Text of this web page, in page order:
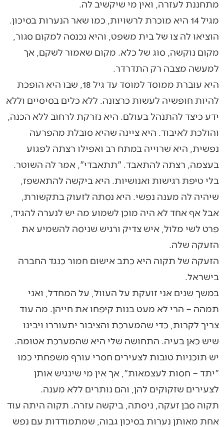
מתחננת לעזרה, ואין מי שיקשיב לה.
מגיל 14 היא מוכרת לרשויות, כמו שאר הנערות בסיכון.
הוציאו לה צו של בית משפט, והיא נכנסה למקום סגור,
מקום נוקשה, סוג של כלא. מקום שאמור לשקם, אך
למעשה מצבה רק התדרדר.
היא עוברת ממוסד למוסד עד גיל 18, שבו היא הופכת
להיות חופשיה לעשות כרצונה. ללא כלים בסיסיים וללא
ידע כיצד להתנהל בעולם. היא נזרקת לרחוב ללא הכנה,
והולכת לאיבוד. היא ציינה שהיא סובלת מהפרעה
נפשית, היא שרוייה במתח רב ואפילו רצתה לפגוע
בעצמה, רצתה להתאבד. "תתאבדי", אמר לה השוטר.
בלי טיפת רגישות ואנושיות. היא ביקשה להתאשפז,
שיהיה לה מענה נפשי. היא נסתה לזעוק בתקשורת,
אבל אף אחד לא היה מוכן לשמוע מה יש לנערה להגיד,
פרט לשי מלול, איש צדיק ורגיש שניסה להשמיע את
הזעקה שלה.
הזעקה של תקוה היא כתב אישום חמור כנגד החברה
בישראל.
במשך שנים אני זועקת על העוול, על המחדל, ואני
תמהה – הרי לא מעט בנות קיפחו את חייהן. מה עוד
צריך לקרות, כדי שהמערכת והציבור יתעוררו ויבינו
שיש כאן בעיה. התחושה שלי היא שהמערכת אטומה.
יש תוכניות טובות לצעירים חסרי עורף משפחתי כמו
"יתד – חסות לעצמאות", אך אין מי שינגיש אותן
לצעירים שזקוקים להן, והם נותרים ללא מענה.
תקוה סבן זעקה, ניסתה, ביקשה עזרה. ‏תקוה היתה עוד
אחת מאותן נערות בסיכון גבוה, שמתמודדות עם נפש